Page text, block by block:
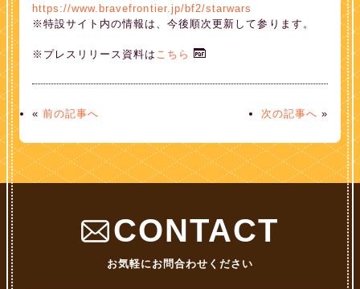
https://www.bravefrontier.jp/bf2/starwars
※特設サイト内の情報は、今後順次更新して参ります。
※プレスリリース資料は こちら
«前の記事へ 次の記事へ »
CONTACT
お気軽にお問合わせください